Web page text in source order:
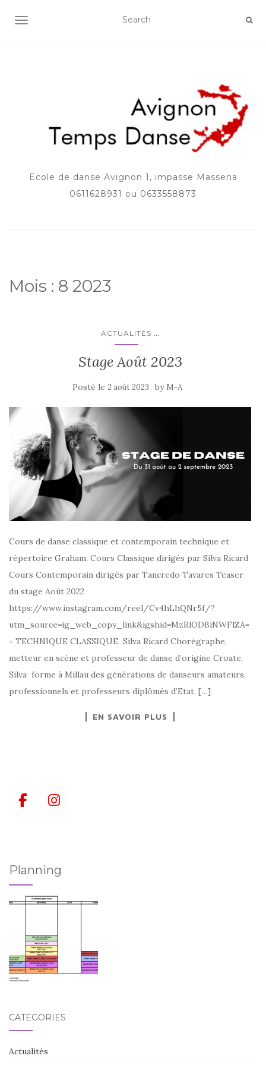
AFFICHER/MASQUER LA NAVIGATION
Ecole de danse Avignon 1, impasse Massena
0611628931 ou 0633558873
Mois : 8 2023
ACTUALITÉS ...
Stage Août 2023
Posté le 2 août 2023 by M-A
Cours de danse classique et contemporain technique et
répertoire Graham. Cours Classique dirigés par Silva Ricard
Cours Contemporain dirigés par Tancredo Tavares Teaser
du stage Août 2022
https://www.instagram.com/reel/Cv4hLhQNr5f/?
utm_source=ig_web_copy_link&igshid=MzRlODBiNWFlZA=
= TECHNIQUE CLASSIQUE Silva Ricard Chorégraphe,
metteur en scène et professeur de danse d’origine Croate,
Silva forme à Millau des générations de danseurs amateurs,
professionnels et professeurs diplômés d’Etat. […]
EN SAVOIR PLUS
Planning
CATÉGORIES
Actualités